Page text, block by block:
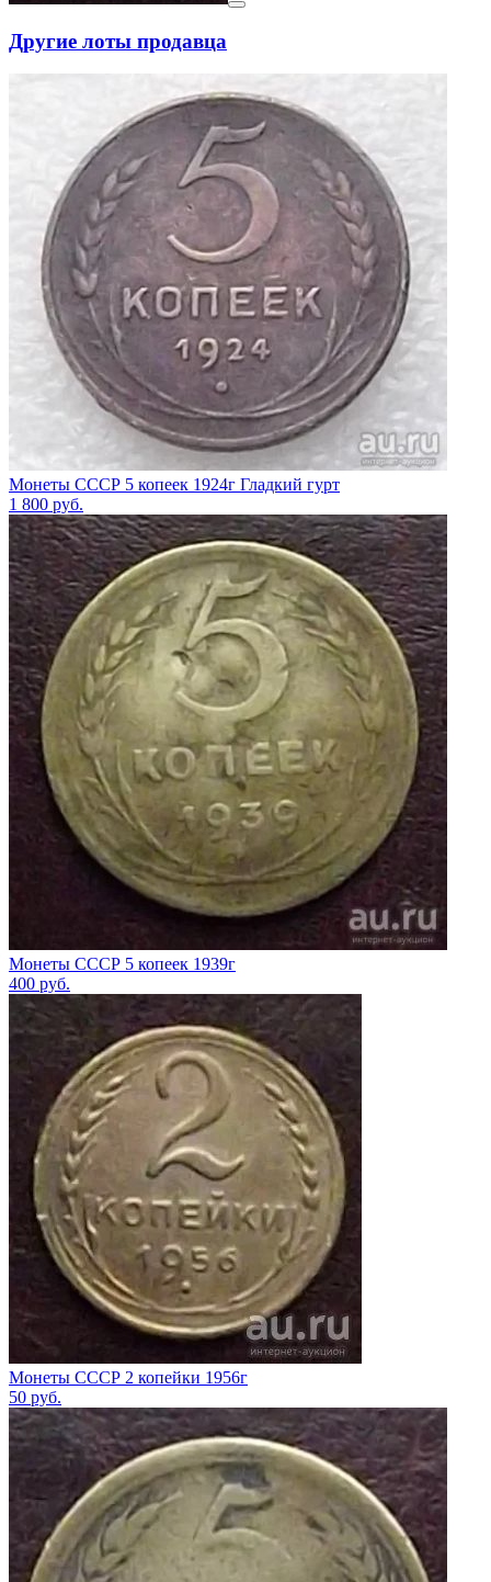
Другие лоты продавца
Монеты СССР 5 копеек 1924г Гладкий гурт
1 800 руб.
Монеты СССР 5 копеек 1939г
400 руб.
Монеты СССР 2 копейки 1956г
50 руб.